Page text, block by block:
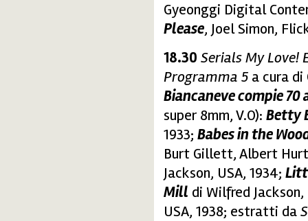
Gyeonggi Digital
Please, Joel Simon,
18.30 Serials My
Programma 5 a cura di
Biancaneve compie 70
super 8mm, V.O): Betty
1933; Babes in the
Burt Gillett, Albert
Jackson, USA, 1934;
Mill di Wilfred Jackson,
USA, 1938; estratti da